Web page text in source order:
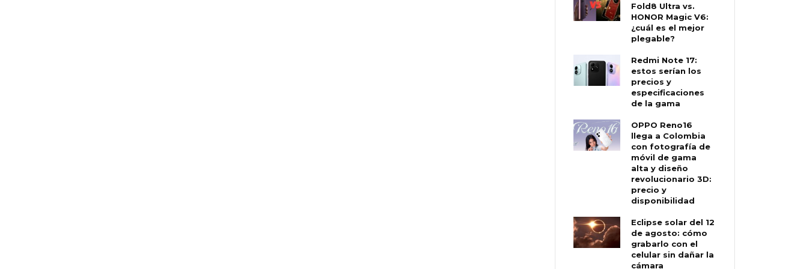
Fold8 Ultra vs.
HONOR Magic V6:
¿cuál es el mejor
plegable?
Redmi Note 17:
estos serían los
precios y
especificaciones
de la gama
OPPO Reno16
llega a Colombia
con fotografía de
móvil de gama
alta y diseño
revolucionario 3D:
precio y
disponibilidad
Eclipse solar del 12
de agosto: cómo
grabarlo con el
celular sin dañar la
cámara